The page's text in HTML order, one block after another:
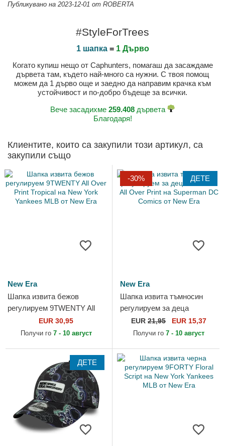
Публикувано на 2023-12-01 от ROBERTA
#StyleForTrees
1 шапка= 1 Дърво
Когато купиш нещо от Caphunters, помагаш да засаждаме
дървета там, където най-много са нужни. С твоя помощ
можем да 1 дърво още и заедно да направим крачка към
устойчивост и по-добро бъдеще за всички.
Вече засадихме 259.408 дървета
Благодаря!
Клиентите, които са закупили този артикул, са
закупили също
New Era
Шапка извита бежов
регулируем 9TWENTY All
Over Print Tropical на New
York Yankees MLB от New
EUR 30,95
Получи го 7 - 10 август
-30% ДЕТЕ
New Era
Шапка извита тъмносин
регулируем за деца
9FORTY All Over Print на
Superman DC Comics от
EUR 21,95 EUR 15,37
Получи го 7 - 10 август
ДЕТЕ